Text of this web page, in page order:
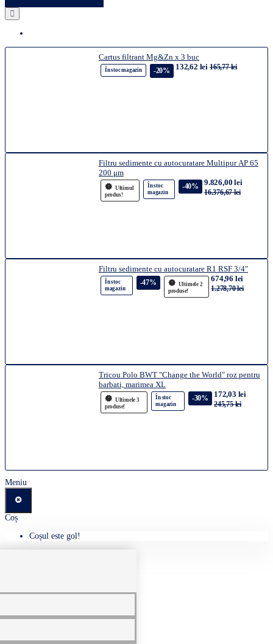
Cartus filtrant Mg&Zn x 3 buc
În stoc magazin -20% 132,62 lei 165,77 lei
Filtru sedimente cu autocuratare Multipur AP 65
200 μm
Ultimul
produs!
În stoc
magazin
-40% 9.826,00 lei
16.376,67 lei
Filtru sedimente cu autocuratare R1 RSF 3/4"
Ultimele 2
produse!
În stoc
magazin
-47% 674,96 lei
1.278,70 lei
Tricou Polo BWT "Change the World" roz pentru
barbati, marimea XL
Ultimele 3
produse!
În stoc
magazin
-30% 172,03 lei
245,75 lei
Meniu
Coș
Coșul este gol!